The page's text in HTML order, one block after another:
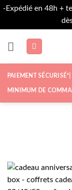
-Expédié en 48h +
PAIEMENT
MINIMUM DE